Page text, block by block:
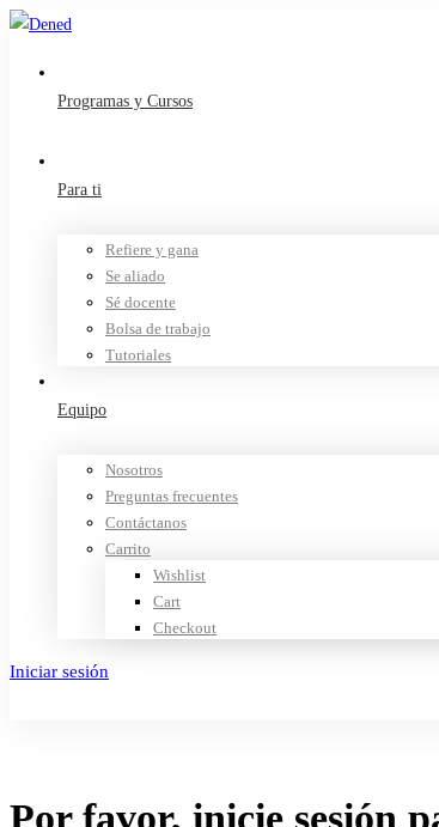
Programas y Cursos
Para ti
Refiere y gana
Se aliado
Sé docente
Bolsa de trabajo
Tutoriales
Equipo
Nosotros
Preguntas frecuentes
Contáctanos
Carrito
Wishlist
Cart
Checkout
Iniciar sesión